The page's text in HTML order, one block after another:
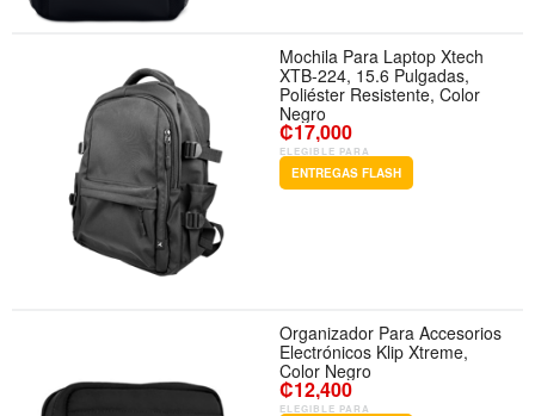
Mochila Para Laptop Xtech
XTB-224, 15.6 Pulgadas,
Poliéster Resistente, Color
Negro
₡17,000
ELEGIBLE PARA
ENTREGAS FLASH
Organizador Para Accesorios
Electrónicos Klip Xtreme,
Color Negro
₡12,400
ELEGIBLE PARA